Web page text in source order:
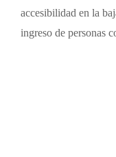
accesibilidad en la
ingreso de personas